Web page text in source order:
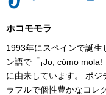
ホコモモラ
1993年にスペインで誕生
ン語で「¡Jo, cómo mola!
に由来しています。 ポジ
ラフルで個性豊かなコレ